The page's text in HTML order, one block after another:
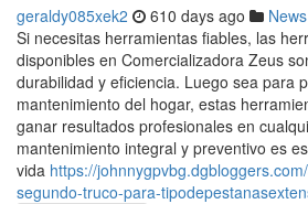
geraldy085xek2 610 days ago News
Si necesitas herramientas fiables, las
disponibles en Comercializadora Zeus
durabilidad y eficiencia. Luego sea para
mantenimiento del hogar, estas
ganar resultados profesionales en
mantenimiento integral y preventivo es
vida https://
segundo-truco-para-